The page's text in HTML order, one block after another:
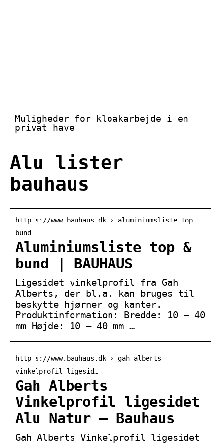
Muligheder for kloakarbejde i en
privat have
Alu lister
bauhaus
http s://www.bauhaus.dk › aluminiumsliste-top-
bund
Aluminiumsliste top &
bund | BAUHAUS
Ligesidet vinkelprofil fra Gah
Alberts, der bl.a. kan bruges til
beskytte hjørner og kanter.
Produktinformation: Bredde: 10 – 40
mm Højde: 10 – 40 mm …
http s://www.bauhaus.dk › gah-alberts-
vinkelprofil-ligesid…
Gah Alberts
Vinkelprofil ligesidet
Alu Natur – Bauhaus
Gah Alberts Vinkelprofil ligesidet